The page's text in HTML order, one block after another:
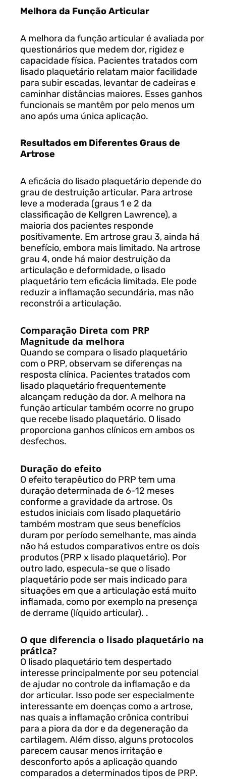
Melhora da Função Articular
A melhora da função articular é avaliada por
questionários que medem dor, rigidez e
capacidade física. Pacientes tratados com
lisado plaquetário relatam maior facilidade
para subir escadas, levantar de cadeiras e
caminhar distâncias maiores. Esses ganhos
funcionais se mantêm por pelo menos um
ano após uma única aplicação.
Resultados em Diferentes Graus de
Artrose
A eficácia do lisado plaquetário depende do
grau de destruição articular. Para artrose
leve a moderada (graus 1 e 2 da
classificação de Kellgren Lawrence), a
maioria dos pacientes responde
positivamente. Em artrose grau 3, ainda há
benefício, embora mais limitado. Na artrose
grau 4, onde há maior destruição da
articulação e deformidade, o lisado
plaquetário tem eficácia limitada. Ele pode
reduzir a inflamação secundária, mas não
reconstrói a articulação.
Comparação Direta com PRP
Magnitude da melhora
Quando se compara o lisado plaquetário
com o PRP, observam se diferenças na
resposta clínica. Pacientes tratados com
lisado plaquetário frequentemente
alcançam redução da dor. A melhora na
função articular também ocorre no grupo
que recebe lisado plaquetário. O lisado
proporciona ganhos clínicos em ambos os
desfechos.
Duração do efeito
O efeito terapêutico do PRP tem uma
duração determinada de 6-12 meses
conforme a gravidade da artrose. Os
estudos iniciais com lisado plaquetário
também mostram que seus benefícios
duram por período semelhante, mas ainda
não há estudos comparativos entre os dois
produtos (PRP x lisado plaquetário). Por
outro lado, especula-se que o lisado
plaquetário pode ser mais indicado para
situações em que a articulação está muito
inflamada, como por exemplo na presença
de derrame (líquido articular). .
O que diferencia o lisado plaquetário na
prática?
O lisado plaquetário tem despertado
interesse principalmente por seu potencial
de ajudar no controle da inflamação e da
dor articular. Isso pode ser especialmente
interessante em doenças como a artrose,
nas quais a inflamação crônica contribui
para a piora da dor e da degeneração da
cartilagem. Além disso, alguns protocolos
parecem causar menos irritação e
desconforto após a aplicação quando
comparados a determinados tipos de PRP.